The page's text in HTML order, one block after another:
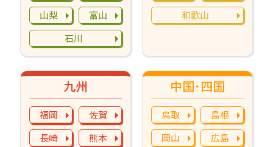
九州
福岡
佐賀
長崎
熊本
中国･四国
鳥取
島根
岡山
広島
山梨
富山
石川
和歌山